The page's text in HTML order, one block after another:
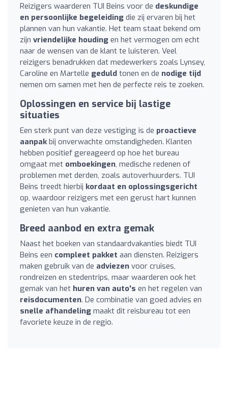
Reizigers waarderen TUI Beins voor de deskundige
en persoonlijke begeleiding die zij ervaren bij het
plannen van hun vakantie. Het team staat bekend om
zijn vriendelijke houding en het vermogen om echt
naar de wensen van de klant te luisteren. Veel
reizigers benadrukken dat medewerkers zoals Lynsey,
Caroline en Martelle geduld tonen en de nodige tijd
nemen om samen met hen de perfecte reis te zoeken.
Oplossingen en service bij lastige
situaties
Een sterk punt van deze vestiging is de proactieve
aanpakbij onverwachte omstandigheden. Klanten
hebben positief gereageerd op hoe het bureau
omgaat met omboekingen, medische redenen of
problemen met derden, zoals autoverhuurders. TUI
Beins treedt hierbij kordaat en oplossingsgericht
op, waardoor reizigers met een gerust hart kunnen
genieten van hun vakantie.
Breed aanbod en extra gemak
Naast het boeken van standaardvakanties biedt TUI
Beins een compleet pakket aan diensten. Reizigers
maken gebruik van de adviezen voor cruises,
rondreizen en stedentrips, maar waarderen ook het
gemak van het huren van auto's en het regelen van
reisdocumenten. De combinatie van goed advies en
snelle afhandeling maakt dit reisbureau tot een
favoriete keuze in de regio.